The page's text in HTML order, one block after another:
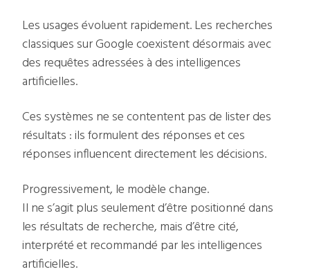
Les usages évoluent rapidement. Les recherches
classiques sur Google coexistent désormais avec
des requêtes adressées à des intelligences
artificielles.
Ces systèmes ne se contentent pas de lister des
résultats : ils formulent des réponses et ces
réponses influencent directement les décisions.
Progressivement, le modèle change.
Il ne s’agit plus seulement d’être positionné dans
les résultats de recherche, mais d’être cité,
interprété et recommandé par les intelligences
artificielles.